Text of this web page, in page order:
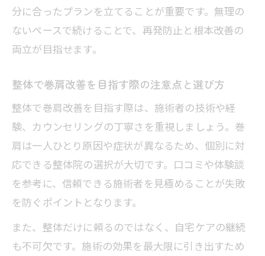
分に合ったプランを立てることが重要です。無理の
ないペースで続けることで、再発防止と根本改善の
両立が目指せます。
整体で巻肩改善を目指す際の注意点と選び方
整体で巻肩改善を目指す際は、施術者の技術や経
験、カウンセリングの丁寧さを重視しましょう。巻
肩は一人ひとり原因や症状が異なるため、個別に対
応できる整体院の選択が大切です。口コミや体験談
を参考に、信頼できる施術者を見極めることが失敗
を防ぐポイントとなります。
また、整体だけに頼るのではなく、自宅ケアの継続
も不可欠です。施術の効果を最大限に引き出すため